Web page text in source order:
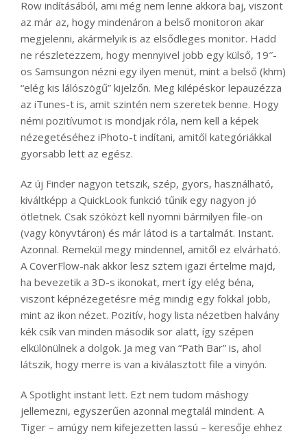
Row indításából, ami még nem lenne akkora baj, viszont
az már az, hogy mindenáron a belső monitoron akar
megjelenni, akármelyik is az elsődleges monitor. Hadd
ne részletezzem, hogy mennyivel jobb egy külső, 19″-
os Samsungon nézni egy ilyen menüt, mint a belső (khm)
“elég kis lálószögű” kijelzőn. Meg kilépéskor lepauzézza
az iTunes-t is, amit szintén nem szeretek benne. Hogy
némi pozitívumot is mondjak róla, nem kell a képek
nézegetéséhez iPhoto-t indítani, amitől kategóriákkal
gyorsabb lett az egész.
Az új Finder nagyon tetszik, szép, gyors, használható,
kiváltképp a QuickLook funkció tűnik egy nagyon jó
ötletnek. Csak szóközt kell nyomni bármilyen file-on
(vagy könyvtáron) és már látod is a tartalmát. Instant.
Azonnal. Remekül megy mindennel, amitől ez elvárható.
A CoverFlow-nak akkor lesz sztem igazi értelme majd,
ha bevezetik a 3D-s ikonokat, mert így elég béna,
viszont képnézegetésre még mindig egy fokkal jobb,
mint az ikon nézet. Pozitív, hogy lista nézetben halvány
kék csík van minden második sor alatt, így szépen
elkülönülnek a dolgok. Ja meg van “Path Bar” is, ahol
látszik, hogy merre is van a kiválasztott file a vinyón.
A Spotlight instant lett. Ezt nem tudom máshogy
jellemezni, egyszerűen azonnal megtalál mindent. A
Tiger – amúgy nem kifejezetten lassú – keresője ehhez